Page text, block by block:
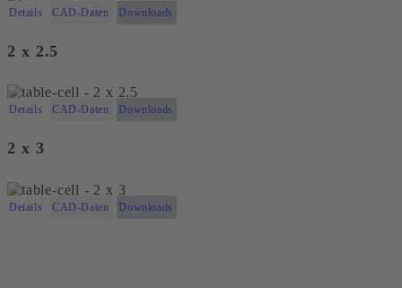
Details CAD-Daten Downloads
2 x 2.5
Details CAD-Daten Downloads
2 x 3
Details CAD-Daten Downloads